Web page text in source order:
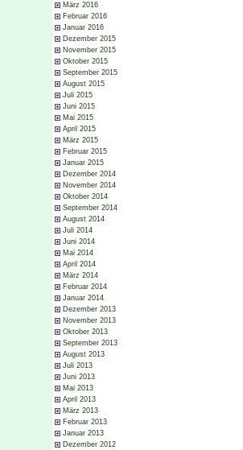
März 2016
Februar 2016
Januar 2016
Dezember 2015
November 2015
Oktober 2015
September 2015
August 2015
Juli 2015
Juni 2015
Mai 2015
April 2015
März 2015
Februar 2015
Januar 2015
Dezember 2014
November 2014
Oktober 2014
September 2014
August 2014
Juli 2014
Juni 2014
Mai 2014
April 2014
März 2014
Februar 2014
Januar 2014
Dezember 2013
November 2013
Oktober 2013
September 2013
August 2013
Juli 2013
Juni 2013
Mai 2013
April 2013
März 2013
Februar 2013
Januar 2013
Dezember 2012